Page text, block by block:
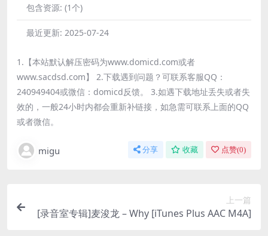
包含资源: (1个)
最近更新: 2025-07-24
1.【本站默认解压密码为www.domicd.com或者
www.sacdsd.com】 2.下载遇到问题？可联系客服QQ：
240949404或微信：domicd反馈。 3.如遇下载地址丢失或者失
效的，一般24小时内都会重新补链接，如急需可联系上面的QQ
或者微信。
migu 分享 收藏 点赞(0)
上一篇
[录音室专辑]麦浚龙 – Why [iTunes Plus AAC M4A]